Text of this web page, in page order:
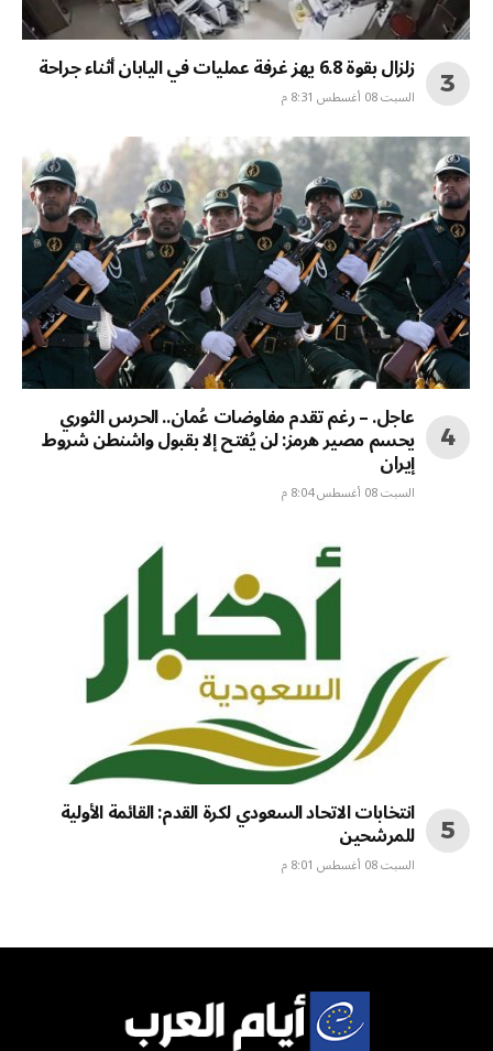
زلزال بقوة 6.8 يهز غرفة عمليات في اليابان أثناء جراحة
السبت 08 أغسطس 8:31 م
عاجل. – رغم تقدم مفاوضات عُمان.. الحرس الثوري
يحسم مصير هرمز: لن يُفتح إلا بقبول واشنطن شروط
إيران
السبت 08 أغسطس 8:04 م
انتخابات الاتحاد السعودي لكرة القدم: القائمة الأولية
للمرشحين
السبت 08 أغسطس 8:01 م